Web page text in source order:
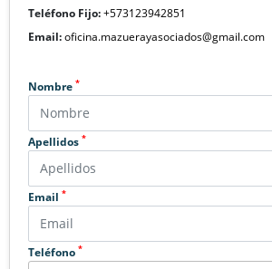
Teléfono Fijo:+573123942851
Email:oficina.mazuerayasociados@gmail.com
Nombre *
Apellidos *
Email *
Teléfono *